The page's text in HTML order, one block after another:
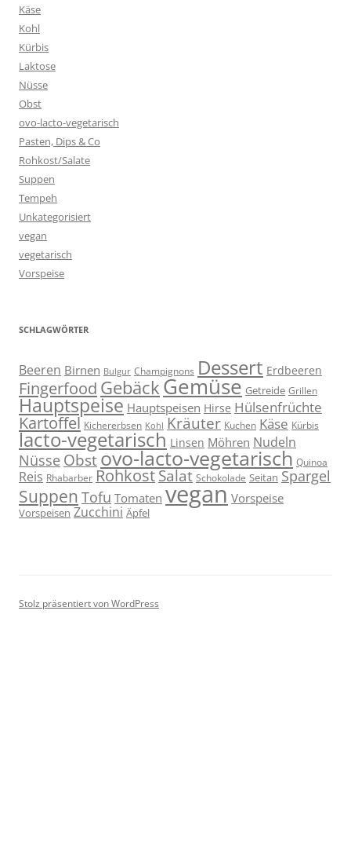
Käse
Kohl
Kürbis
Laktose
Nüsse
Obst
ovo-lacto-vegetarisch
Pasten, Dips & Co
Rohkost/Salate
Suppen
Tempeh
Unkategorisiert
vegan
vegetarisch
Vorspeise
SCHLAGWÖRTER
Beeren Birnen Bulgur Champignons Dessert Erdbeeren
Fingerfood Gebäck Gemüse Getreide Grillen
Hauptspeise Hauptspeisen Hirse Hülsenfrüchte
Kartoffel Kichererbsen Kohl Kräuter Kuchen Käse Kürbis
lacto-vegetarisch Linsen Möhren Nudeln
Nüsse Obstovo-lacto-vegetarisch Quinoa
Reis Rhabarber RohkostSalat Schokolade Seitan Spargel
Suppen Tofu Tomaten vegan Vorspeise
Vorspeisen Zucchini Äpfel
Stolz präsentiert von WordPress